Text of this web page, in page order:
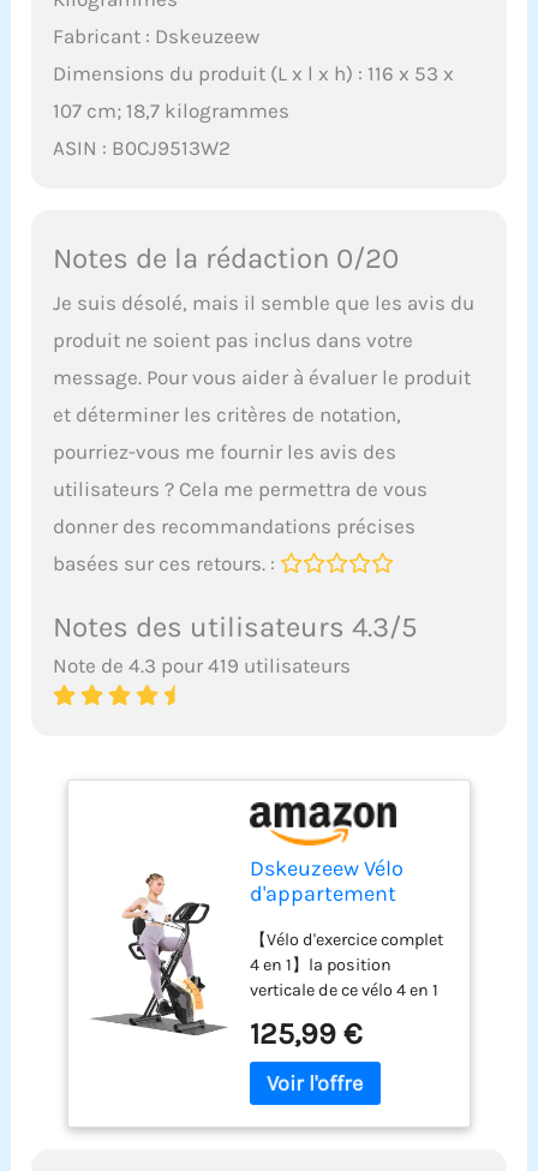
Fabricant : Dskeuzeew
Dimensions du produit (L x l x h) : 116 x 53 x
107 cm; 18,7 kilogrammes
ASIN : B0CJ9513W2
Notes de la rédaction 0/20
Je suis désolé, mais il semble que les avis du
produit ne soient pas inclus dans votre
message. Pour vous aider à évaluer le produit
et déterminer les critères de notation,
pourriez-vous me fournir les avis des
utilisateurs ? Cela me permettra de vous
donner des recommandations précises
basées sur ces retours. :
Notes des utilisateurs 4.3/5
Note de 4.3 pour 419 utilisateurs
Dskeuzeew Vélo
d'appartement
maison, 4 en 1 vélo
magnétique pliable,
vélo d'appartement
16 niveaux de
résistance,
moniteur LCD et
capteur de
fréquence
【Vélo d'exercice complet
4 en 1】la position
verticale de ce vélo 4 en 1
entraînement de haute
intensité et vous aide à
brûler plus de calories. La
125,99 €